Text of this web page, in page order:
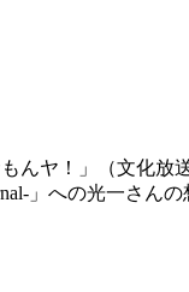
んヤ！」（文化
」への光一さん